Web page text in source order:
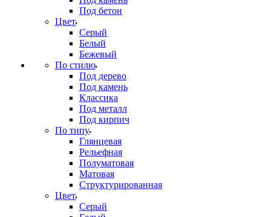
Под бетон
Цвет
Серый
Белый
Бежевый
По стилю
Под дерево
Под камень
Классика
Под металл
Под кирпич
По типу
Глянцевая
Рельефная
Полуматовая
Матовая
Структурированная
Цвет
Серый